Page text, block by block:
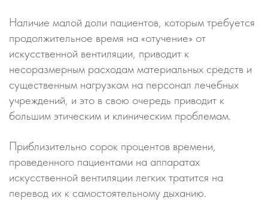
Наличие малой доли пациентов, которым требуется
продолжительное время на «отучение» от
искусственной вентиляции, приводит к
несоразмерным расходам материальных средств и
существенным нагрузкам на персонал лечебных
учреждений, и это в свою очередь приводит к
большим этическим и клиническим проблемам.
Приблизительно сорок процентов времени,
проведенного пациентами на аппаратах
искусственной вентиляции легких тратится на
перевод их к самостоятельному дыханию.